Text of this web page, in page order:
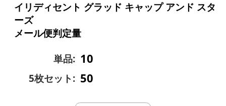
イリディセント グラッド キャップ アンド スタ
ーズ
メール便判定量
単品: 10
5枚セット: 50